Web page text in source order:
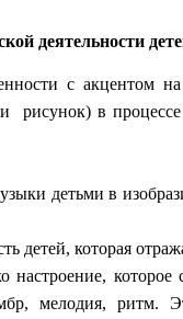
деятельности
с акцентом
рисунок) в
детьми в
детей, которая
которое
мелодия, ритм.